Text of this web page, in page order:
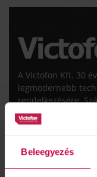
Beleegyezés
A Victofon Kft. 30
legmodernebb
rendelkezésére.
segítség legyen az
eszközt adjuk a